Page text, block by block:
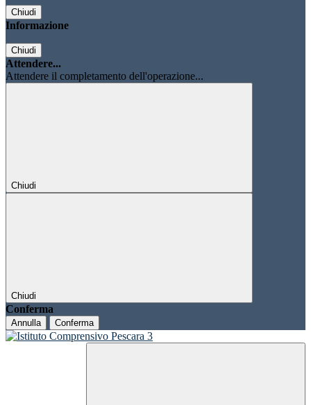
Chiudi
Informazione
Chiudi
Attendere...
Attendere il completamento dell'operazione...
Chiudi
Chiudi
Conferma
Annulla Conferma